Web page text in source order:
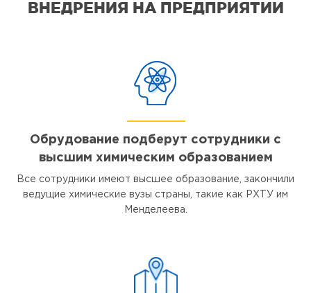
ВНЕДРЕНИЯ НА ПРЕДПРИЯТИИ
Обрудование подберут сотрудники с
высшим химическим образованием
Все сотрудники имеют высшее образование, закончили
ведущие химические вузы страны, такие как РХТУ им
Менделеева.